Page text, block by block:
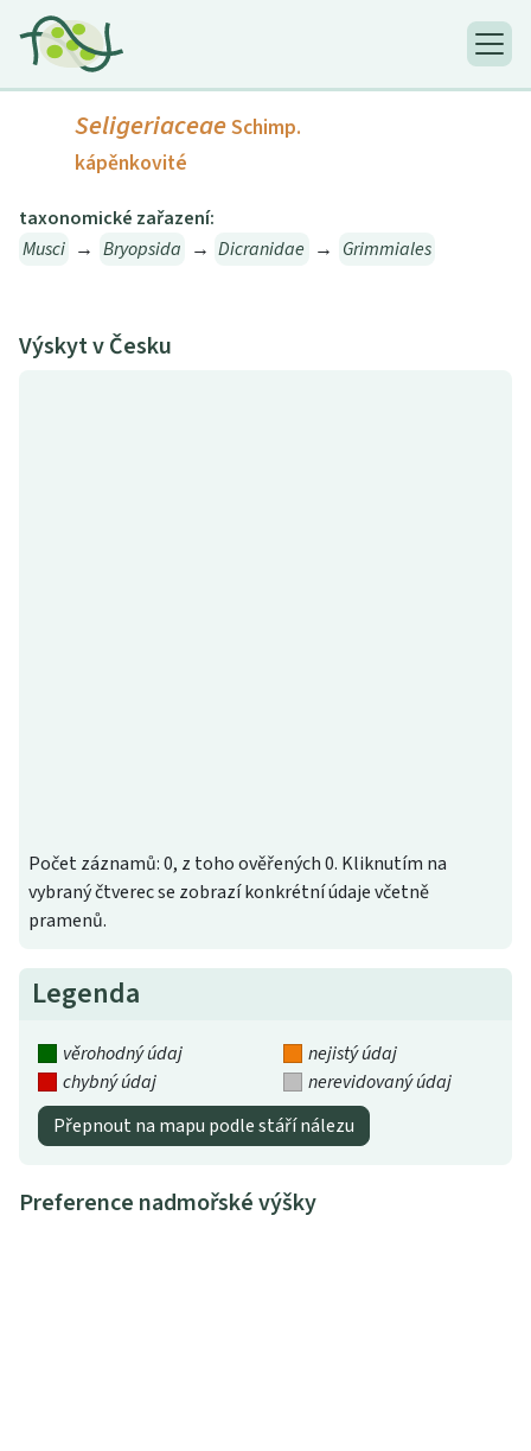
SeligeriaceaeSchimp.
kápěnkovité
taxonomické zařazení:
Musci → Bryopsida → Dicranidae → Grimmiales
Výskyt v Česku
Počet záznamů: 0, z toho ověřených 0. Kliknutím na
vybraný čtverec se zobrazí konkrétní údaje včetně
pramenů.
Legenda
věrohodný údaj
nejistý údaj
chybný údaj
nerevidovaný údaj
Přepnout na mapu podle stáří nálezu
Preference nadmořské výšky